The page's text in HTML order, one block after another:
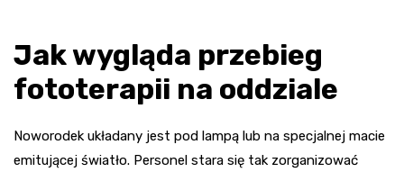
Jak wygląda przebieg
fototerapii na oddziale
Noworodek układany jest pod lampą lub na specjalnej macie
emitującej światło. Personel stara się tak zorganizować